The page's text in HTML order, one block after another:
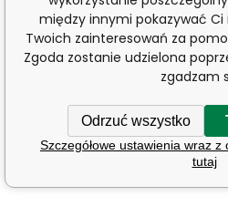
między innymi pokazywać
Twoich zainteresowań za
Zgoda zostanie udzielona
zgadzam
Odrzuć wszystko
Szczegółowe ustawienia wraz
tutaj